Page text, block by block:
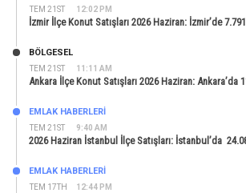
TEM 21ST 12:02 PM
İzmir İlçe Konut Satışları 2026 Haziran: İzmir’de
TEM 21ST 11:11 AM
BÖLGESEL
Ankara İlçe Konut Satışları 2026 Haziran: Ankara’da
TEM 21ST 9:40 AM
EMLAK HABERLERI
2026 Haziran İstanbul İlçe Satışları: İstanbul’da
TEM 17TH 12:44 PM
EMLAK HABERLERI